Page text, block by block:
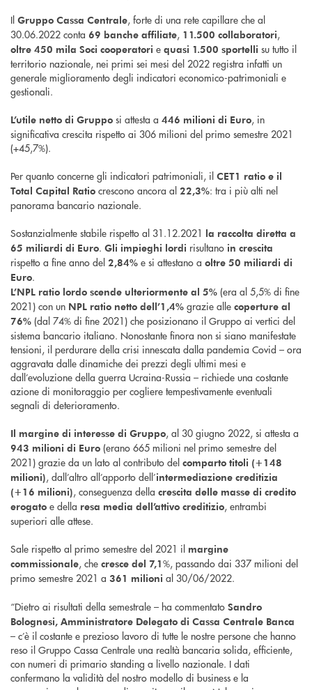
Il Gruppo Cassa Centrale, forte di una rete capillare che al
30.06.2022 conta 69 banche affiliate, 11.500 collaboratori,
oltre 450 mila Soci cooperatori e quasi 1.500 sportelli su tutto il
territorio nazionale, nei primi sei mesi del 2022 registra infatti un
generale miglioramento degli indicatori economico-patrimoniali e
gestionali.
L’utile netto di Gruppo si attesta a 446 milioni di Euro, in
significativa crescita rispetto ai 306 milioni del primo semestre 2021
(+45,7%).
Per quanto concerne gli indicatori patrimoniali, il CET1 ratio e il
Total Capital Ratio crescono ancora al 22,3%: tra i più alti nel
panorama bancario nazionale.
Sostanzialmente stabile rispetto al 31.12.2021 la raccolta diretta a
65 miliardi di Euro. Gli impieghi lordi risultano in crescita
rispetto a fine anno del 2,84% e si attestano a oltre 50 miliardi di
Euro.
L’NPL ratio lordo scende ulteriormente al 5% (era al 5,5% di fine
2021) con un NPL ratio netto dell’1,4% grazie alle coperture al
76% (dal 74% di fine 2021) che posizionano il Gruppo ai vertici del
sistema bancario italiano. Nonostante finora non si siano manifestate
tensioni, il perdurare della crisi innescata dalla pandemia Covid – ora
aggravata dalle dinamiche dei prezzi degli ultimi mesi e
dall’evoluzione della guerra Ucraina-Russia – richiede una costante
azione di monitoraggio per cogliere tempestivamente eventuali
segnali di deterioramento.
Il margine di interesse di Gruppo, al 30 giugno 2022, si attesta a
943 milioni di Euro (erano 665 milioni nel primo semestre del
2021) grazie da un lato al contributo del comparto titoli (+148
milioni), dall’altro all’apporto dell’intermediazione creditizia
(+16 milioni), conseguenza della crescita delle masse di credito
erogato e della resa media dell’attivo creditizio, entrambi
superiori alle attese.
Sale rispetto al primo semestre del 2021 il margine
commissionale, che cresce del 7,1%, passando dai 337 milioni del
primo semestre 2021 a 361 milioni al 30/06/2022.
“Dietro ai risultati della semestrale – ha commentato Sandro
Bolognesi, Amministratore Delegato di Cassa Centrale Banca
– c’è il costante e prezioso lavoro di tutte le nostre persone che hanno
reso il Gruppo Cassa Centrale una realtà bancaria solida, efficiente,
con numeri di primario standing a livello nazionale. I dati
confermano la validità del nostro modello di business e la